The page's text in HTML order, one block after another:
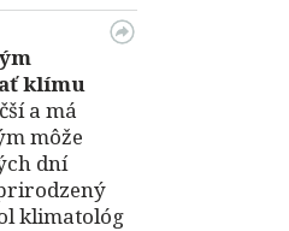
klímu
a má
môže
dní
klimatológ